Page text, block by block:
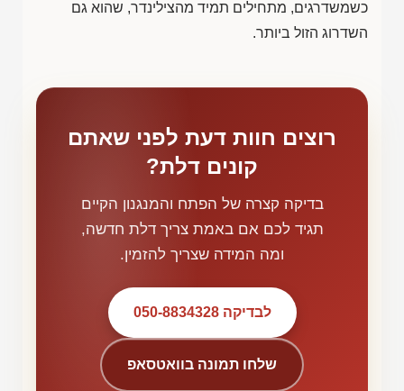
כשמשדרגים, מתחילים תמיד מהצילינדר, שהוא גם
השדרוג הזול ביותר.
רוצים חוות דעת לפני שאתם
קונים דלת?
בדיקה קצרה של הפתח והמנגנון הקיים
תגיד לכם אם באמת צריך דלת חדשה,
ומה המידה שצריך להזמין.
לבדיקה 050-8834328
שלחו תמונה בוואטסאפ